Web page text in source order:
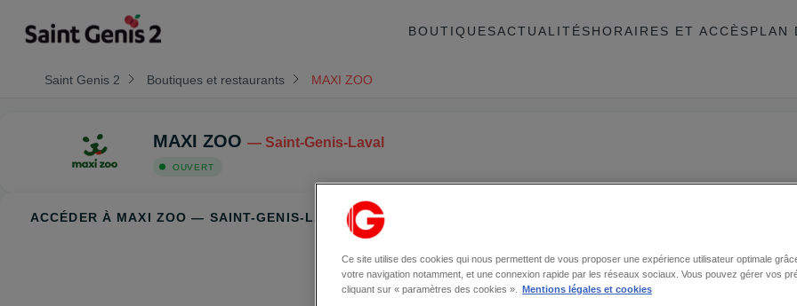
BOUTIQUESACTUALITÉSHORAIRES ET ACCÈSPLAN
Saint Genis 2 Boutiques et restaurants MAXI ZOO
MAXI ZOO — Saint-Genis-Laval
OUVERT
ACCÉDER À MAXI ZOO — SAINT-GENIS-LAVAL
Ce site utilise des cookies qui nous permettent de vous proposer une expérience utilisateur optimale
votre navigation notamment, et une connexion rapide par les réseaux sociaux. Vous pouvez gérer vos
cliquant sur « paramètres des cookies ».
Mentions légales et cookies